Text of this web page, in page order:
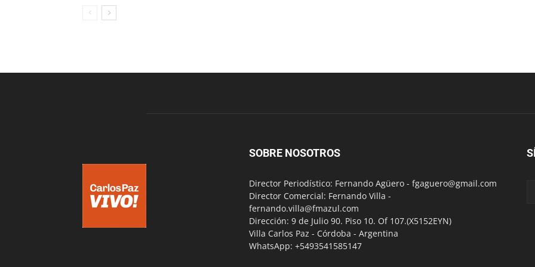
SOBRE NOSOTROS
Director Periodístico: Fernando Agüero - fgaguero@gmail.com
Director Comercial: Fernando Villa -
fernando.villa@fmazul.com
Dirección: 9 de Julio 90. Piso 10. Of 107.(X5152EYN)
Villa Carlos Paz - Córdoba - Argentina
WhatsApp: +5493541585147